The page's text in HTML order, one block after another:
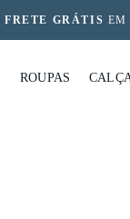
FRETE GRÁTIS EM
ROUPAS